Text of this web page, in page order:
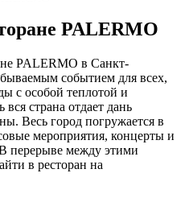
PALERMO
PALERMO в Санкт-
событием для всех,
с особой теплотой и
страна отдает дань
Весь город погружается в
мероприятия, концерты и
перерыве между этими
в ресторан на